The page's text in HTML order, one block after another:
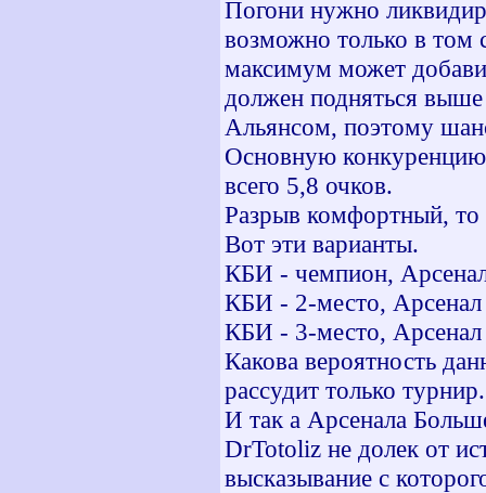
Погони нужно
возможно только в том
максимум может
должен подняться
Альянсом, поэтому
Основную
всего 5,8 очков.
Разрыв комфортный,
Вот эти варианты.
КБИ - чемпион,
КБИ - 2-место,
КБИ - 3-место,
Какова вероятность
рассудит только турнир.
И так а Арсенала
DrTotoliz не долек от
высказывание с